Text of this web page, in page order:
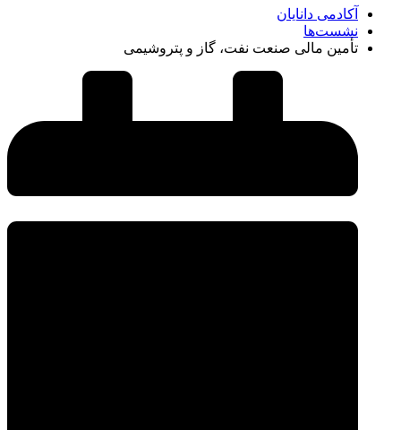
آکادمی دانایان
نشست‌ها
تأمین مالی صنعت نفت، گاز و پتروشیمی